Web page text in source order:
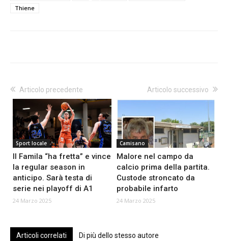
Thiene
Articolo precedente
Sport locale
Il Famila “ha fretta” e vince
la regular season in
anticipo. Sarà testa di
serie nei playoff di A1
24 Marzo 2025
Articolo successivo
Camisano
Malore nel campo da
calcio prima della partita.
Custode stroncato da
probabile infarto
24 Marzo 2025
Articoli correlati Di più dello stesso autore